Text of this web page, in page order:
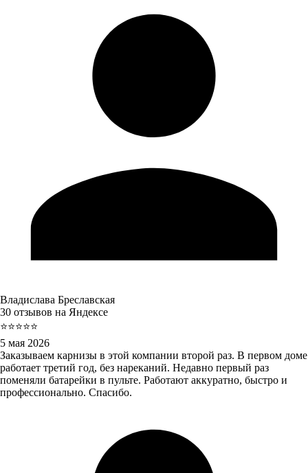
Владислава Бреславская
30 отзывов на Яндексе
⭐⭐⭐⭐⭐
5 мая 2026
Заказываем карнизы в этой компании второй раз. В первом доме
работает третий год, без нареканий. Недавно первый раз
поменяли батарейки в пульте. Работают аккуратно, быстро и
профессионально. Спасибо.